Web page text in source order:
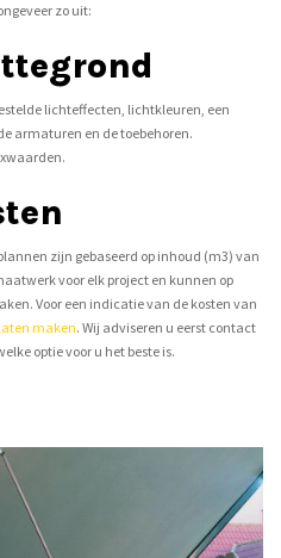
zo uit:
lichteffecten, lichtkleuren, een
armaturen en de toebehoren.
zijn gebaseerd op inhoud (m3) van
voor elk project en kunnen op
Voor een indicatie van de kosten van
maken. Wij adviseren u eerst contact
optie voor u het beste is.